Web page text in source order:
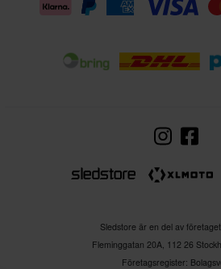
Sledstore är en del av
Fleminggatan 20A, 112 26
Företagsregister: